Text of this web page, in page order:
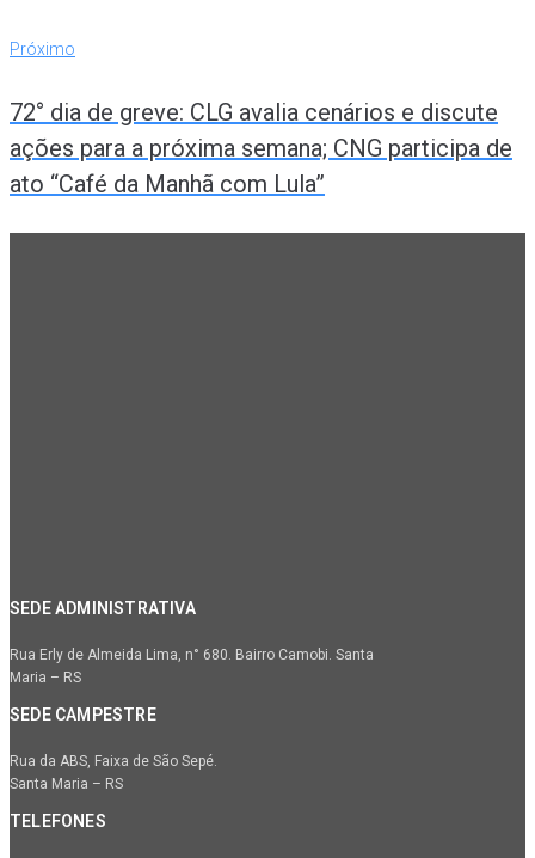
Próximo
Próximo
72° dia de greve: CLG avalia cenários e discute
ações para a próxima semana; CNG participa de
ato “Café da Manhã com Lula”
SEDE ADMINISTRATIVA
Rua Erly de Almeida Lima, n° 680. Bairro Camobi. Santa
Maria – RS
SEDE CAMPESTRE
Rua da ABS, Faixa de São Sepé.
Santa Maria – RS
TELEFONES